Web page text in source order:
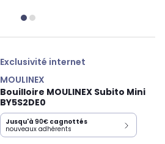
Exclusivité internet
MOULINEX
Bouilloire MOULINEX Subito Mini
BY5S2DE0
Jusqu'à 90€ cagnottés
nouveaux adhérents